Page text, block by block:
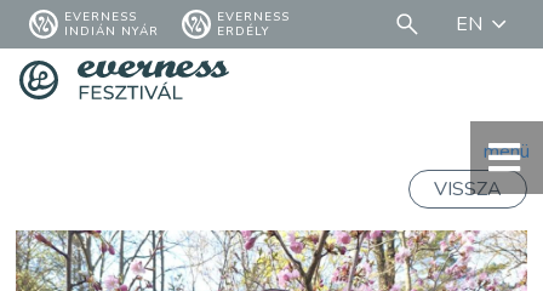
EVERNESS
INDIÁN NYÁR
EVERNESS
ERDÉLY
EN
menü
VISSZA